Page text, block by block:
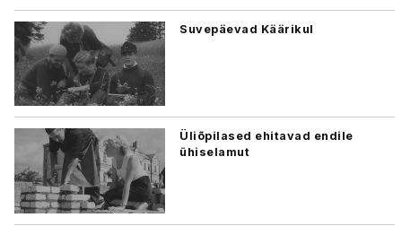
Suvepäevad Käärikul
Üliõpilased ehitavad endile
ühiselamut